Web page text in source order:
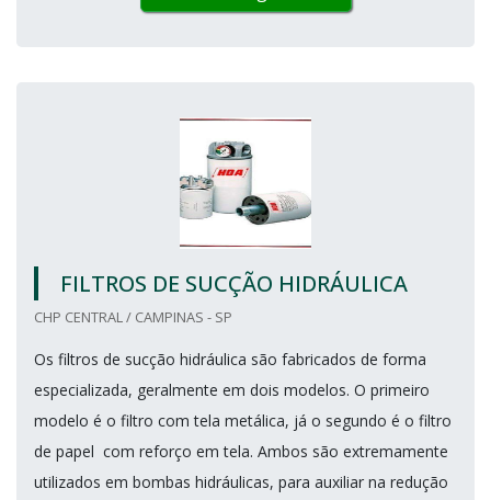
FILTROS DE SUCÇÃO HIDRÁULICA
CHP CENTRAL / CAMPINAS - SP
Os filtros de sucção hidráulica são fabricados de forma
especializada, geralmente em dois modelos. O primeiro
modelo é o filtro com tela metálica, já o segundo é o filtro
de papel com reforço em tela. Ambos são extremamente
utilizados em bombas hidráulicas, para auxiliar na redução